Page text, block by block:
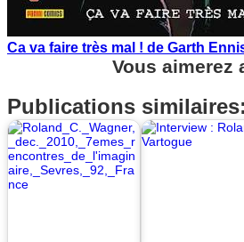
Ca va faire très mal ! de Garth
Vous aimerez
Publications similaires: